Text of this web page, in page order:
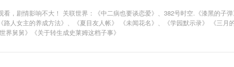
，剧情影响不大！ 关联世界：《中二病也要谈恋爱》、382号时空.《漆黑的子
人女主的养成方法》、《夏目友人帐》 《未闻花名》、《学园默示录》 《三月
舅舅》《关于转生成史莱姆这档子事》